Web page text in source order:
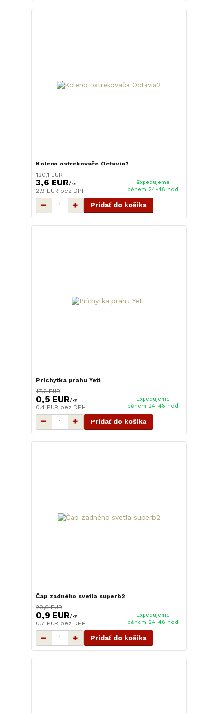
Koleno ostrekovače Octavia2
120,1 EUR
3,6 EUR/ks
2,9 EUR bez DPH
Expedujeme
během 24-48 hod
Pridať do košíka
Príchytka prahu Yeti
17,2 EUR
0,5 EUR/ks
0,4 EUR bez DPH
Expedujeme
během 24-48 hod
Pridať do košíka
Čap zadného svetla superb2
29,6 EUR
0,9 EUR/ks
0,7 EUR bez DPH
Expedujeme
během 24-48 hod
Pridať do košíka